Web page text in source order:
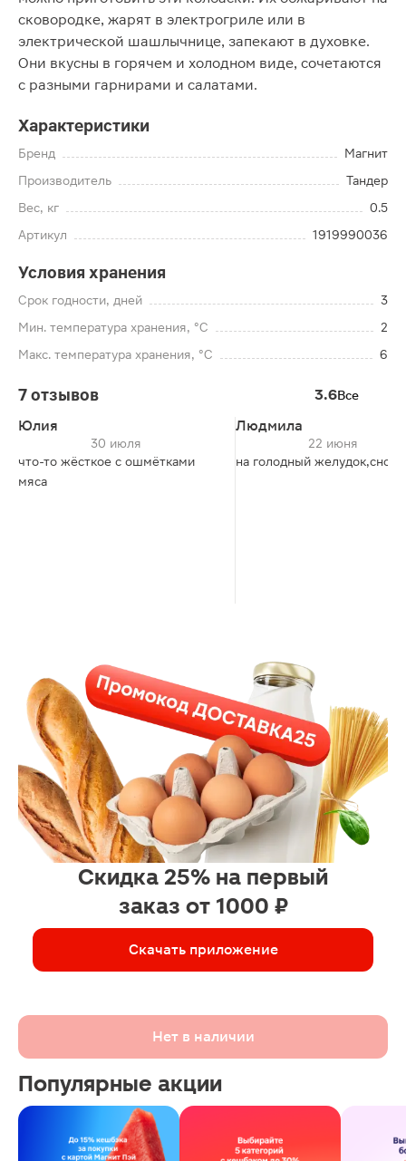
сковородке, жарят в электрогриле или в
электрической шашлычнице, запекают в духовке.
Они вкусны в горячем и холодном виде, сочетаются
с разными гарнирами и салатами.
Характеристики
Бренд
Магнит
Производитель
Тандер
Вес, кг
0.5
Артикул
1919990036
Условия хранения
Срок годности, дней
3
Мин. температура хранения, °C
2
Макс. температура хранения, °C
6
7 отзывов 3.6Все
Юлия
30 июля
что-то жёсткое с ошмётками
мяса
Людмила
22 июня
на голодный желудок,снос.
Скидка 25% на первый
заказ от 1000 ₽
Скачать приложение
Нет в наличии
Популярные акции